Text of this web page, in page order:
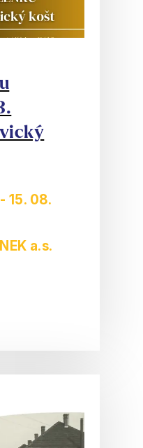
-15. 08.
a.s.